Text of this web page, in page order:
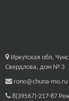
Иркутская обл,
Свердлова, дом № 3
rono@chuna-mo.ru
8(39567)-217-87